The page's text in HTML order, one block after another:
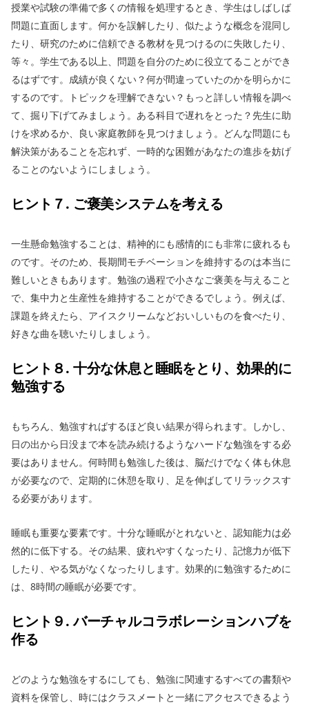
授業や試験の準備で多くの情報を処理するとき、学生はしばしば
問題に直面します。何かを誤解したり、似たような概念を混同し
たり、研究のために信頼できる教材を見つけるのに失敗したり、
等々。学生である以上、問題を自分のために役立てることができ
るはずです。成績が良くない？何が間違っていたのかを明らかに
するのです。トピックを理解できない？もっと詳しい情報を調べ
て、掘り下げてみましょう。ある科目で遅れをとった？先生に助
けを求めるか、良い家庭教師を見つけましょう。どんな問題にも
解決策があることを忘れず、一時的な困難があなたの進歩を妨げ
ることのないようにしましょう。
ヒント７. ご褒美システムを考える
一生懸命勉強することは、精神的にも感情的にも非常に疲れるも
のです。そのため、長期間モチベーションを維持するのは本当に
難しいときもあります。勉強の過程で小さなご褒美を与えること
で、集中力と生産性を維持することができるでしょう。例えば、
課題を終えたら、アイスクリームなどおいしいものを食べたり、
好きな曲を聴いたりしましょう。
ヒント８. 十分な休息と睡眠をとり、効果的に
勉強する
もちろん、勉強すればするほど良い結果が得られます。しかし、
日の出から日没まで本を読み続けるようなハードな勉強をする必
要はありません。何時間も勉強した後は、脳だけでなく体も休息
が必要なので、定期的に休憩を取り、足を伸ばしてリラックスす
る必要があります。
睡眠も重要な要素です。十分な睡眠がとれないと、認知能力は必
然的に低下する。その結果、疲れやすくなったり、記憶力が低下
したり、やる気がなくなったりします。効果的に勉強するために
は、8時間の睡眠が必要です。
ヒント９. バーチャルコラボレーションハブを
作る
どのような勉強をするにしても、勉強に関連するすべての書類や
資料を保管し、時にはクラスメートと一緒にアクセスできるよう